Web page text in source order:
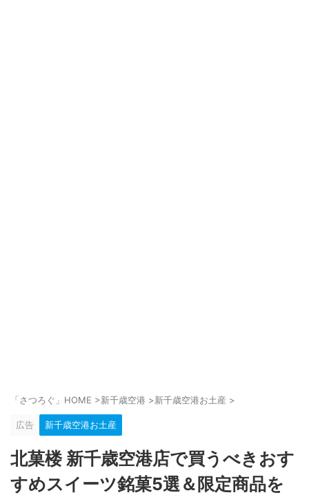
「さつろぐ」HOME >新千歳空港 >新千歳空港お土産 >
広告 新千歳空港お土産
北菓楼 新千歳空港店で買うべきおす
すめスイーツ銘菓5選＆限定商品を